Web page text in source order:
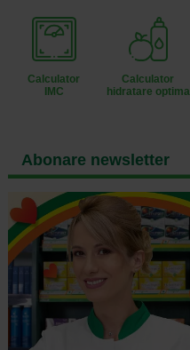
Calculator
IMC
Calculator
hidratare optima
Abonare newsletter